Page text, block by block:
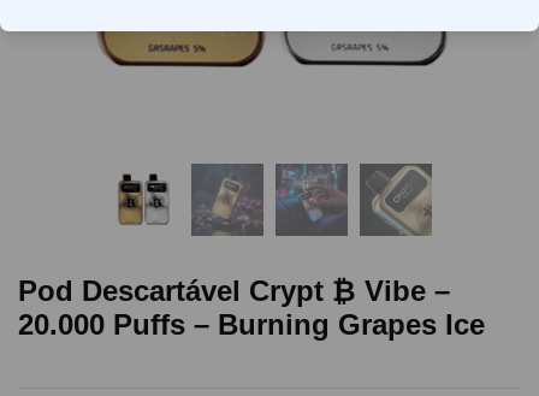
Pod Descartável Crypt ₿ Vibe –
20.000 Puffs – Burning Grapes Ice